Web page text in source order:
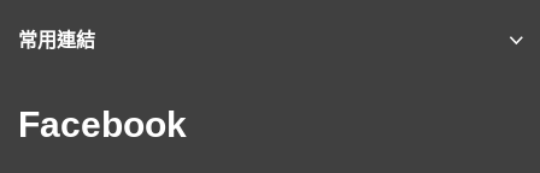
常用連結
Facebook